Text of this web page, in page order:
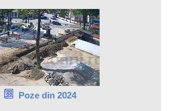
Poze din 2024